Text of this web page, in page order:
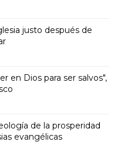
justo después de
en Dios para ser salvos",
de la prosperidad
evangélicas